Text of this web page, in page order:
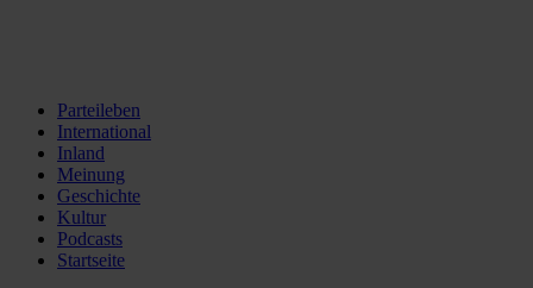
Parteileben
International
Inland
Meinung
Geschichte
Kultur
Podcasts
Startseite